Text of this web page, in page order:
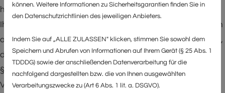
hinaus im Falle einer (drohenden) Rechtsstreitigkeit mit
Ihnen oder eines sonstigen rechtlichen Verfahrens erfolgen
oder wenn die Speicherung durch gesetzliche Vorschriften,
denen wir als Verantwortlicher unterliegen (z.B. § 257 HGB,
§ 147 AO), vorgesehen ist. Wenn die durch die gesetzlichen
Vorschriften vorgeschriebene Speicherfrist abläuft, erfolgt
können. Weitere Informationen zu Sicherheitsgarantien finden Sie in
den Datenschutzrichtlinien des jeweiligen Anbieters.
Indem Sie auf „ALLE ZULASSEN" klicken, stimmen Sie sowohl dem
Speichern und Abrufen von Informationen auf Ihrem Gerät (§ 25 Abs. 1
TDDDG) sowie der anschließenden Datenverarbeitung für die
nachfolgend dargestellten bzw. die von Ihnen ausgewählten
Verarbeitungszwecke zu (Art 6 Abs. 1 lit. a. DSGVO).